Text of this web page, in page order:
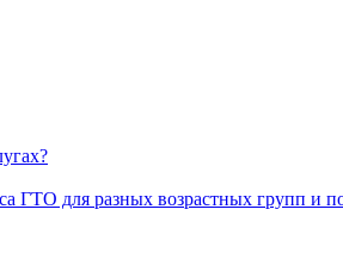
ГТО для разных возрастных групп и